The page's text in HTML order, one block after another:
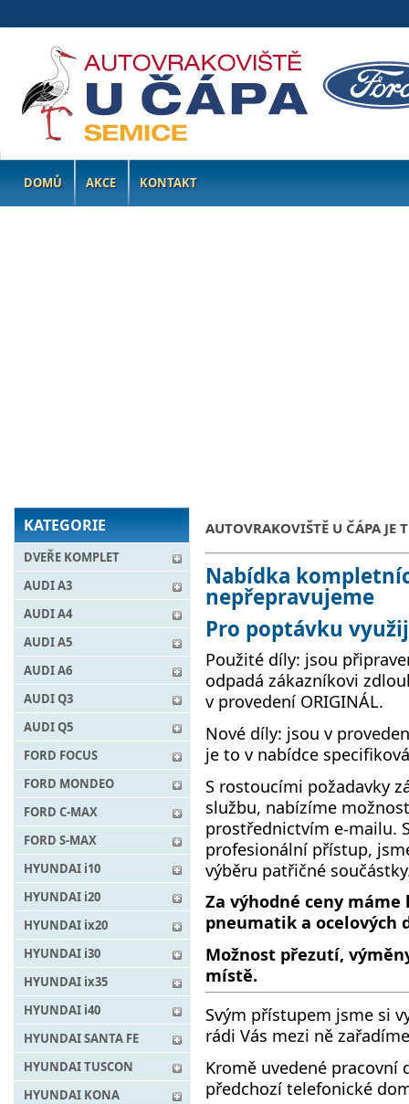
DOMŮ AKCE KONTAKT
KATEGORIE
DVEŘE KOMPLET
AUDI A3
AUDI A4
AUDI A5
AUDI A6
AUDI Q3
AUDI Q5
FORD FOCUS
FORD MONDEO
FORD C-MAX
FORD S-MAX
HYUNDAI i10
HYUNDAI i20
HYUNDAI ix20
HYUNDAI i30
HYUNDAI ix35
HYUNDAI i40
HYUNDAI SANTA FE
HYUNDAI TUSCON
HYUNDAI KONA
AUTOVRAKOVIŠTĚ U ČÁPA JE
Nabídka
nepřepravujeme
Pro poptávku
Použité díly: jsou
odpadá zákazníkovi
v provedení ORIGINÁL.
Nové díly: jsou v
je to v nabídce
S rostoucími požadavky
službu, nabízíme
prostřednictvím e-mailu.
profesionální přístup,
výběru patřičné
Za výhodné ceny
pneumatik a ocelových
Možnost přezutí,
místě.
Svým přístupem jsme si
rádi Vás mezi ně
Kromě uvedené pracovní
předchozí telefonické